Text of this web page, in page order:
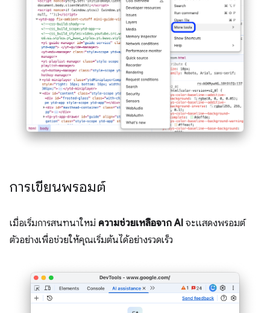
การเขียนพรอมต์
เมื่อเริ่มการสนทนาใหม่ ความช่วยเหลือจาก AI จะแสดงพรอมต์
ตัวอย่างเพื่อช่วยให้คุณเริ่มต้นได้อย่างรวดเร็ว